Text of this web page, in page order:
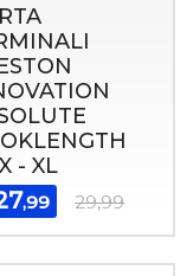
- XL
,99 29,99